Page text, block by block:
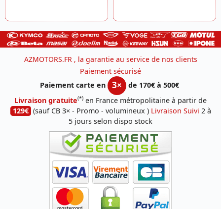
AZMOTORS.FR , la garantie au service de nos clients
Paiement sécurisé
Paiement carte en
3×
de 170€ à 500€
Livraison gratuite(*) en France métropolitaine à partir de
129€ (sauf CB 3× - Promo - volumineux ) Livraison Suivi 2 à
5 jours selon dispo stock